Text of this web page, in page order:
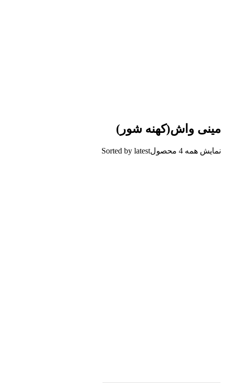
مینی واش(کهنه شور)
نمایش همه 4 محصول Sorted by latest